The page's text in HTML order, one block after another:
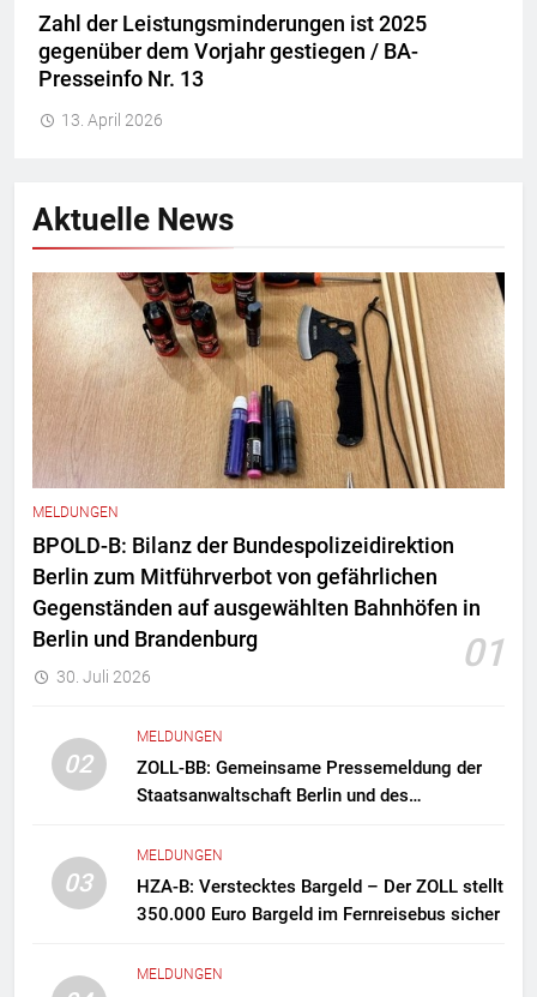
Zahl der Leistungsminderungen ist 2025
gegenüber dem Vorjahr gestiegen / BA-
Presseinfo Nr. 13
13. April 2026
Aktuelle News
MELDUNGEN
BPOLD-B: Bilanz der Bundespolizeidirektion
Berlin zum Mitführverbot von gefährlichen
Gegenständen auf ausgewählten Bahnhöfen in
Berlin und Brandenburg
01
30. Juli 2026
02
MELDUNGEN
ZOLL-BB: Gemeinsame Pressemeldung der
Staatsanwaltschaft Berlin und des
Zollfahndung hebt mutmaßliches
Drogenlabor aus
03
MELDUNGEN
HZA-B: Verstecktes Bargeld – Der ZOLL stellt
350.000 Euro Bargeld im Fernreisebus sicher
MELDUNGEN